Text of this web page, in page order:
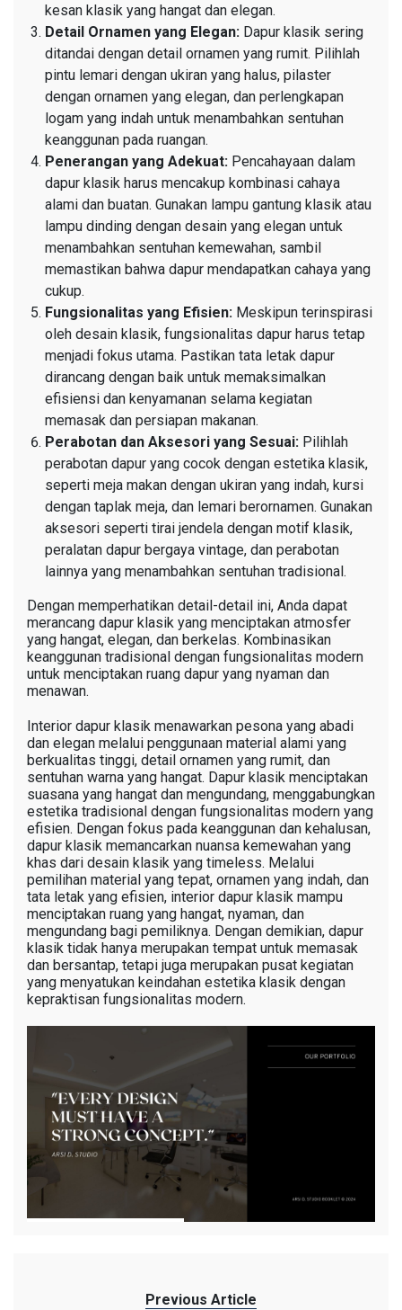
kesan klasik yang hangat dan elegan.
Detail Ornamen yang Elegan: Dapur klasik sering
ditandai dengan detail ornamen yang rumit. Pilihlah
pintu lemari dengan ukiran yang halus, pilaster
dengan ornamen yang elegan, dan perlengkapan
logam yang indah untuk menambahkan sentuhan
keanggunan pada ruangan.
Penerangan yang Adekuat: Pencahayaan dalam
dapur klasik harus mencakup kombinasi cahaya
alami dan buatan. Gunakan lampu gantung klasik atau
lampu dinding dengan desain yang elegan untuk
menambahkan sentuhan kemewahan, sambil
memastikan bahwa dapur mendapatkan cahaya yang
cukup.
Fungsionalitas yang Efisien: Meskipun terinspirasi
oleh desain klasik, fungsionalitas dapur harus tetap
menjadi fokus utama. Pastikan tata letak dapur
dirancang dengan baik untuk memaksimalkan
efisiensi dan kenyamanan selama kegiatan
memasak dan persiapan makanan.
Perabotan dan Aksesori yang Sesuai: Pilihlah
perabotan dapur yang cocok dengan estetika klasik,
seperti meja makan dengan ukiran yang indah, kursi
dengan taplak meja, dan lemari berornamen. Gunakan
aksesori seperti tirai jendela dengan motif klasik,
peralatan dapur bergaya vintage, dan perabotan
lainnya yang menambahkan sentuhan tradisional.
Dengan memperhatikan detail-detail ini, Anda dapat
merancang dapur klasik yang menciptakan atmosfer
yang hangat, elegan, dan berkelas. Kombinasikan
keanggunan tradisional dengan fungsionalitas modern
untuk menciptakan ruang dapur yang nyaman dan
menawan.
Interior dapur klasik menawarkan pesona yang abadi
dan elegan melalui penggunaan material alami yang
berkualitas tinggi, detail ornamen yang rumit, dan
sentuhan warna yang hangat. Dapur klasik menciptakan
suasana yang hangat dan mengundang, menggabungkan
estetika tradisional dengan fungsionalitas modern yang
efisien. Dengan fokus pada keanggunan dan kehalusan,
dapur klasik memancarkan nuansa kemewahan yang
khas dari desain klasik yang timeless. Melalui
pemilihan material yang tepat, ornamen yang indah, dan
tata letak yang efisien, interior dapur klasik mampu
menciptakan ruang yang hangat, nyaman, dan
mengundang bagi pemiliknya. Dengan demikian, dapur
klasik tidak hanya merupakan tempat untuk memasak
dan bersantap, tetapi juga merupakan pusat kegiatan
yang menyatukan keindahan estetika klasik dengan
kepraktisan fungsionalitas modern.
Previous Article